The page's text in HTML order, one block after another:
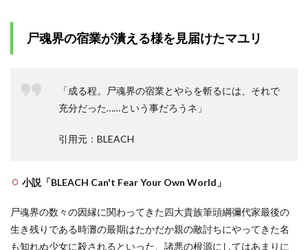
尸魂界の宿業が潰える様を見届けたマユリ
「成る程。尸魂界の宿業とやらを斬るには、それで
充分だった……という事だろうネ」
引用元：BLEACH
小説「BLEACH Can't Fear Your Own World」
尸魂界の数々の因縁に関わってきた四大貴族筆頭綱彌代家最後の
生き残りである時灘の最期はたかだか親の敵討ちにやってきた名
も知れぬ少女に殺されるといった、諸悪の根源にしてはあまりに